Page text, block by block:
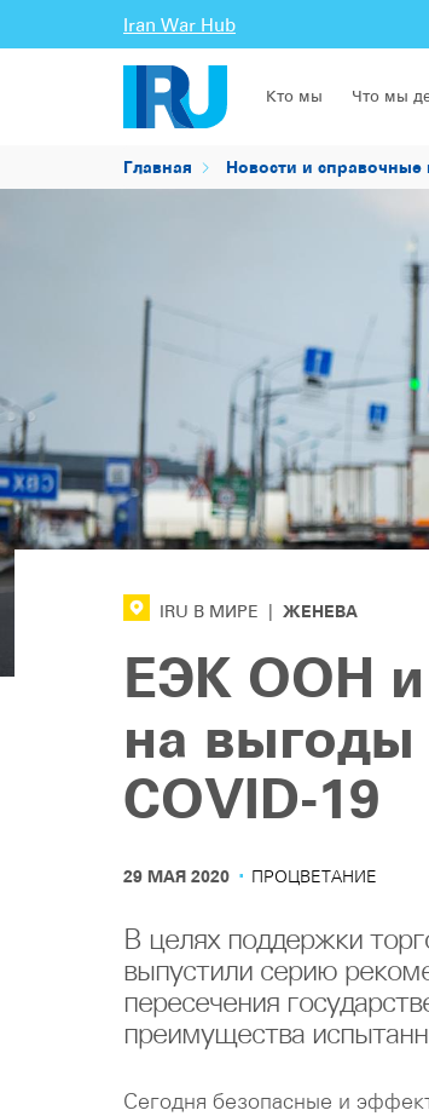
Iran War Hub
Кто мы Что мы
Главная Новости и справочные
IRU В МИРЕ ЖЕНЕВА
ЕЭК ООН и
на
COVID-19
29 МАЯ 2020 · ПРОЦВЕТАНИЕ
В целях поддержки
выпустили серию
пересечения
преимущества
Сегодня безопасные и